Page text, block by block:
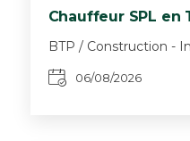
Chauffeur SPL en
BTP / Construction -
06/08/2026